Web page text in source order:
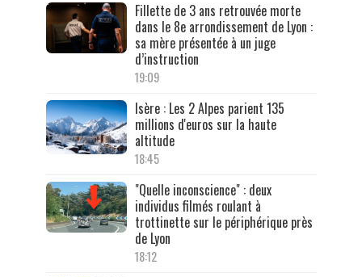
Fillette de 3 ans retrouvée morte
dans le 8e arrondissement de Lyon :
sa mère présentée à un juge
d’instruction
19:09
Isère : Les 2 Alpes parient 135
millions d'euros sur la haute
altitude
18:45
"Quelle inconscience" : deux
individus filmés roulant à
trottinette sur le périphérique près
de Lyon
18:12